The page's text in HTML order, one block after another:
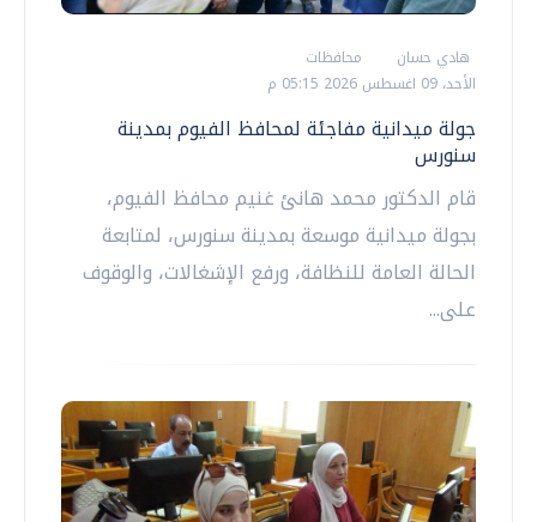
هادي حسان
محافظات
الأحد، 09 اغسطس 2026 05:15 م
جولة ميدانية مفاجئة لمحافظ الفيوم بمدينة
سنورس
قام الدكتور محمد هانئ غنيم محافظ الفيوم،
بجولة ميدانية موسعة بمدينة سنورس، لمتابعة
الحالة العامة للنظافة، ورفع الإشغالات، والوقوف
على...